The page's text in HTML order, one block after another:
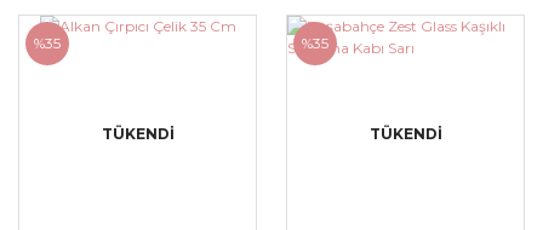
%35
TÜKENDİ
%35
TÜKENDİ